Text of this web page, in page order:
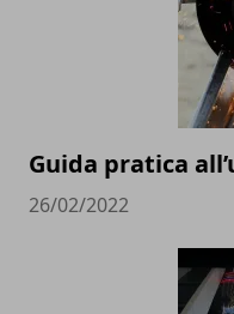
Guida pratica
26/02/2022